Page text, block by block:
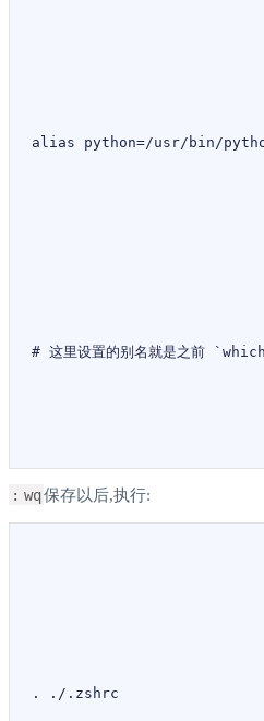
alias python=/usr/ bin/
# 这里设置的别名就是之前
: wq保存以后,执行:
. ./. zshrc